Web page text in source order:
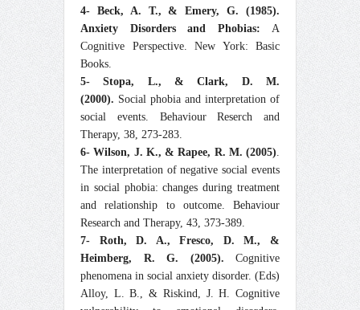
4- Beck, A. T., & Emery, G. (1985).
Anxiety Disorders and Phobias: A
Cognitive Perspective. New York: Basic
Books.
5- Stopa, L., & Clark, D. M.
(2000). Social phobia and interpretation of
social events. Behaviour Reserch and
Therapy, 38, 273-283.
6- Wilson, J. K., & Rapee, R. M. (2005)
The interpretation of negative social events
in social phobia: changes during treatment
and relationship to outcome. Behaviour
Research and Therapy, 43, 373-389.
7- Roth, D. A., Fresco, D. M., &
Heimberg, R. G. (2005). Cognitive
phenomena in social anxiety disorder. (Eds)
Alloy, L. B., & Riskind, J. H. Cognitive